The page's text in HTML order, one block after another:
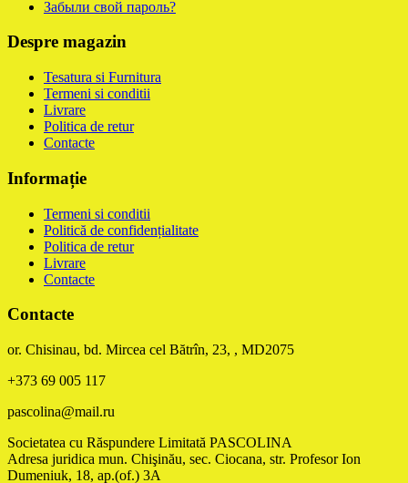
Забыли свой пароль?
Despre magazin
Tesatura si Furnitura
Termeni si conditii
Livrare
Politica de retur
Contacte
Informație
Termeni si conditii
Politică de confidențialitate
Politica de retur
Livrare
Contacte
Contacte
or. Chisinau, bd. Mircea cel Bătrîn, 23, , MD2075
+373 69 005 117
pascolina@mail.ru
Societatea cu Răspundere Limitată PASCOLINA
Adresa juridica mun. Chişinău, sec. Ciocana, str. Profesor Ion
Dumeniuk, 18, ap.(of.) 3A